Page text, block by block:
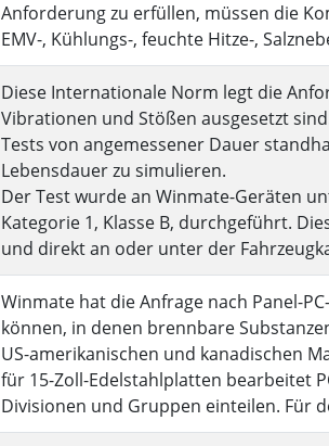
Anforderung zu erfüllen, müssen die
EMV-, Kühlungs-, feuchte Hitze-,
Diese Internationale Norm legt die
Vibrationen und Stößen ausgesetzt
Tests von angemessener Dauer
Lebensdauer zu simulieren.
Der Test wurde an Winmate-Geräten
Kategorie 1, Klasse B, durchgeführt.
und direkt an oder unter der
Winmate hat die Anfrage nach Panel-
können, in denen brennbare
US-amerikanischen und kanadischen
für 15-Zoll-Edelstahlplatten bearbeitet
Divisionen und Gruppen einteilen. Für